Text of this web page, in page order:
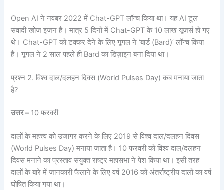
Open AI ने नवंबर 2022 में Chat-GPT लॉन्च किया था। यह AI टूल
संवादी खोज इंजन है। मात्र 5 दिनों में Chat-GPT के 10 लाख यूज़र्स हो गए
थे। Chat-GPT को टक्कर देने के लिए गूगल ने ‘बार्ड (Bard)’ लॉन्च किया
है। गूगल ने 2 साल पहले ही Bard का डिज़ाइन बना दिया था।
प्रश्न 2. विश्व दाल/दलहन दिवस (World Pulses Day) कब मनाया जाता
है?
उत्तर –10 फरवरी
दालों के महत्त्व को उजागर करने के लिए 2019 से विश्व दाल/दलहन दिवस
(World Pulses Day) मनाया जाता है। 10 फरवरी को विश्व दाल/दलहन
दिवस मनाने का प्रस्ताव संयुक्त राष्ट्र महासभा ने पेश किया था। इसी तरह
दालों के बारे में जानकारी फैलाने के लिए वर्ष 2016 को अंतर्राष्ट्रीय दालों का वर्ष
घोषित किया गया था।